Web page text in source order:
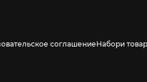
соглашениеНабори